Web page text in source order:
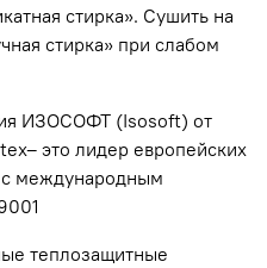
стирка». Сушить на
стирка» при слабом
ИЗОСОФТ (Isosoft) от
это лидер европейских
с международным
теплозащитные